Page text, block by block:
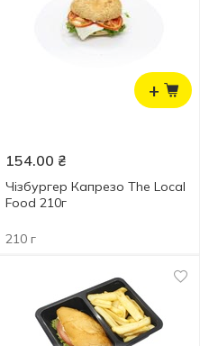
+
154.00 ₴
Чізбургер Капрезо The Local
Food 210г
210 г